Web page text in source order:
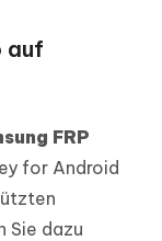
auf
FRP
for Android
Sie dazu